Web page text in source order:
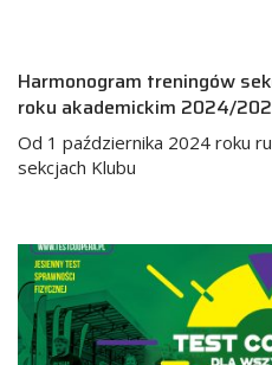
Harmonogram treningów
roku akademickim 2024/
Od 1 października 2024 roku
sekcjach Klubu